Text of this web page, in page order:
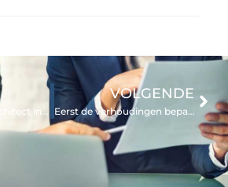
Hoe Landschapsarchitect in IJmuiden Uw Buurt Verrijken
VOLGENDE
Eerst de verhoudingen bepalen en dan pas ophangen